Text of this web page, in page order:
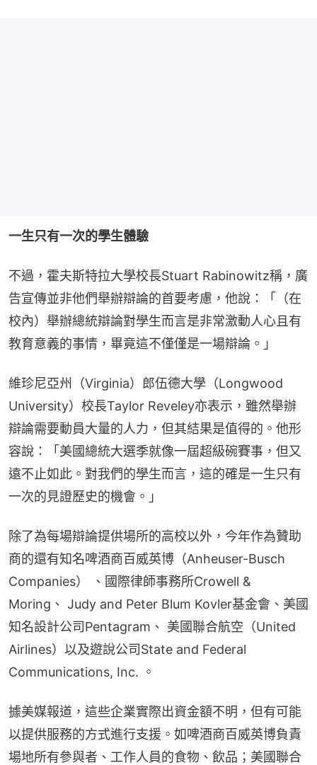
一生只有一次的學生體驗
不過，霍夫斯特拉大學校長Stuart Rabinowitz稱，廣
告宣傳並非他們舉辦辯論的首要考慮，他說：「（在
校內）舉辦總統辯論對學生而言是非常激動人心且有
教育意義的事情，畢竟這不僅僅是一場辯論。」
維珍尼亞州（Virginia）郎伍德大學（Longwood
University）校長Taylor Reveley亦表示，雖然舉辦
辯論需要動員大量的人力，但其結果是值得的。他形
容說：「美國總統大選季就像一屆超級碗賽事，但又
遠不止如此。對我們的學生而言，這的確是一生只有
一次的見證歷史的機會。」
除了為每場辯論提供場所的高校以外，今年作為贊助
商的還有知名啤酒商百威英博（Anheuser-Busch
Companies） 、國際律師事務所Crowell &
Moring、 Judy and Peter Blum Kovler基金會、美國
知名設計公司Pentagram、 美國聯合航空（United
Airlines）以及遊說公司State and Federal
Communications, Inc. 。
據美媒報道，這些企業實際出資金額不明，但有可能
以提供服務的方式進行支援。如啤酒商百威英博負責
場地所有參與者、工作人員的食物、飲品；美國聯合